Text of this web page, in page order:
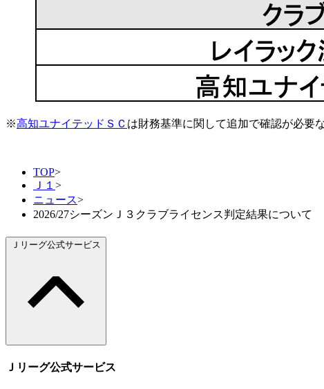
※高知ユナイテッドＳＣ は財務基準に関して追加で確認が必要
TOP>
Ｊ１ >
ニュース>
2026/27シーズンＪ３クラブライセンス判定結果について
Ｊリーグ公式サービス
Ｊリーグ公式サービス